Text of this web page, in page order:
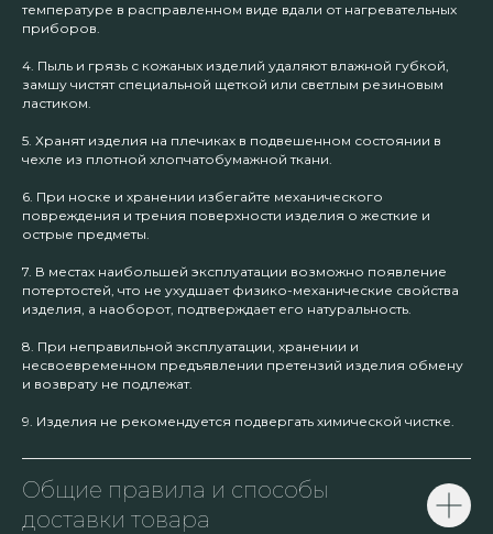
температуре в расправленном виде вдали от нагревательных
приборов.
4. Пыль и грязь с кожаных изделий удаляют влажной губкой,
замшу чистят специальной щеткой или светлым резиновым
ластиком.
5. Хранят изделия на плечиках в подвешенном состоянии в
чехле из плотной хлопчатобумажной ткани.
6. При носке и хранении избегайте механического
повреждения и трения поверхности изделия о жесткие и
острые предметы.
7. В местах наибольшей эксплуатации возможно появление
потертостей, что не ухудшает физико-механические свойства
изделия, а наоборот, подтверждает его натуральность.
8. При неправильной эксплуатации, хранении и
несвоевременном предъявлении претензий изделия обмену
и возврату не подлежат.
9. Изделия не рекомендуется подвергать химической чистке.
Общие правила и способы
доставки товара